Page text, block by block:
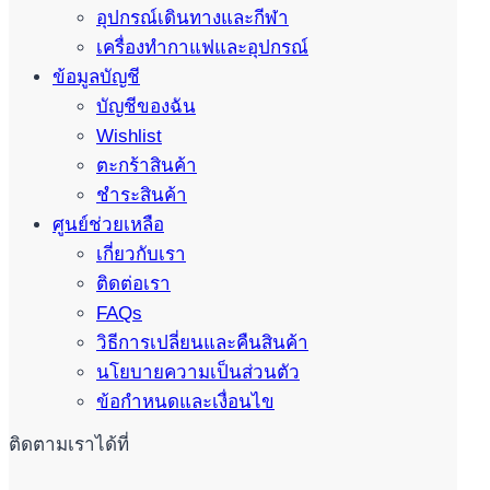
อุปกรณ์เดินทางและกีฬา
เครื่องทำกาแฟและอุปกรณ์
ข้อมูลบัญชี
บัญชีของฉัน
Wishlist
ตะกร้าสินค้า
ชำระสินค้า
ศูนย์ช่วยเหลือ
เกี่ยวกับเรา
ติดต่อเรา
FAQs
วิธีการเปลี่ยนและคืนสินค้า
นโยบายความเป็นส่วนตัว
ข้อกำหนดและเงื่อนไข
ติดตามเราได้ที่